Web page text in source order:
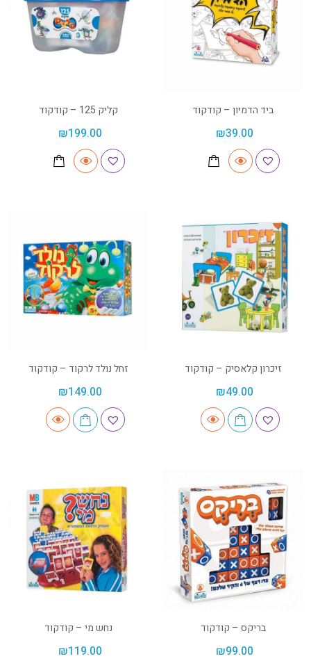
ביד הדמיון – קודקוד
₪39.00
קליק 125 – קודקוד
₪199.00
זיכרון קלאסיק – קודקוד
₪49.00
זחל נולד לרקוד – קודקוד
₪149.00
בריקס – קודקוד
₪99.00
נחש מי – קודקוד
₪119.00